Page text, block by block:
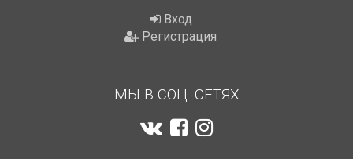
Вход
Регистрация
МЫ В СОЦ. СЕТЯХ